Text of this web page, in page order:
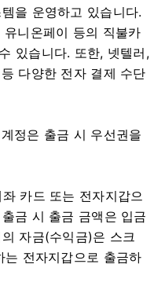
을 운영하고 있습니다.
니온페이 등의 직불카
있습니다. 또한, 넷텔러,
다양한 전자 결제 수단
정은 출금 시 우선권을
카드 또는 전자지갑으
금 시 출금 금액은 입금
자금(수익금)은 스크
는 전자지갑으로 출금하